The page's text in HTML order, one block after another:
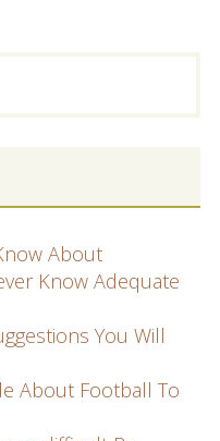
About
Know Adequate
You Will
About Football To